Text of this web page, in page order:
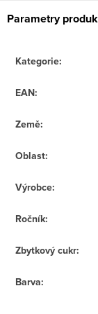
Parametry
Kategorie:
EAN:
Země:
Oblast:
Výrobce:
Ročník:
Zbytkový cukr:
Barva: